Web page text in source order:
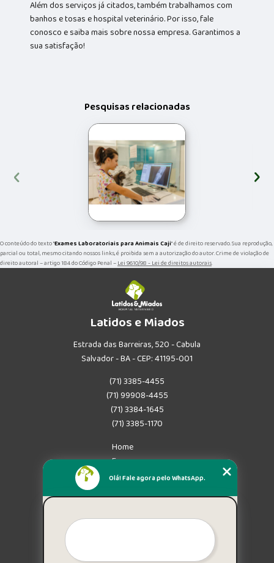
Além dos serviços já citados, também trabalhamos com
banhos e tosas e hospital veterinário. Por isso, fale
conosco e saiba mais sobre nossa empresa. Garantimos a
sua satisfação!
Pesquisas relacionadas
‹ ›
O conteúdo do texto "Exames Laboratoriais para Animais Caji" é de direito reservado. Sua reprodução,
parcial ou total, mesmo citando nossos links, é proibida sem a autorização do autor. Crime de violação de
direito autoral – artigo 184 do Código Penal –Lei 9610/98 - Lei de direitos autorais.
Latidos e Miados
Estrada das Barreiras, 520 - Cabula
Salvador - BA - CEP: 41195-001
(71) 3385-4455
(71) 99908-4455
(71) 3384-1645
(71) 3385-1170
Home
Empresa
Missão
Mapa do site
Olá! Fale agora pelo WhatsApp.